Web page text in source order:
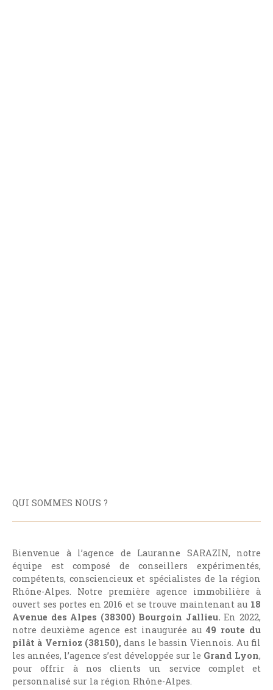
QUI SOMMES NOUS ?
Bienvenue à l’agence de Lauranne SARAZIN, notre
équipe est composé de conseillers expérimentés,
compétents, consciencieux et spécialistes de la région
Rhône-Alpes. Notre première agence immobilière à
ouvert ses portes en 2016 et se trouve maintenant au 18
Avenue des Alpes (38300) Bourgoin Jallieu.En 2022,
notre deuxième agence est inaugurée au 49 route du
pilât à Vernioz (38150),dans le bassin Viennois. Au fil
les années, l’agence s’est développée sur le Grand Lyon,
pour offrir à nos clients un service complet et
personnalisé sur la région Rhône-Alpes.